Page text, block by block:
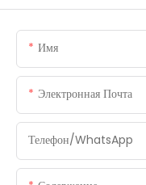
Имя
Электронная Почта
Телефон/WhatsApp